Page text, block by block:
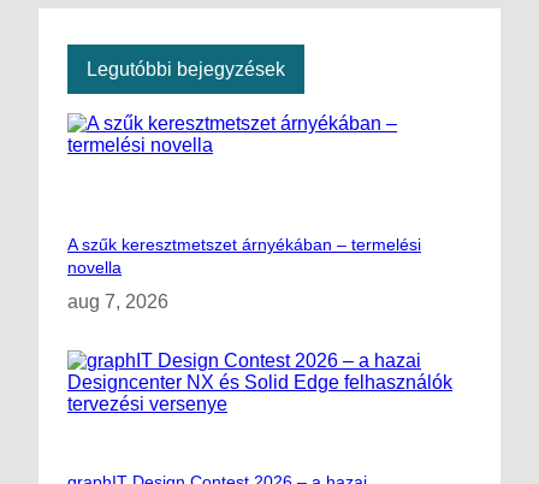
Legutóbbi bejegyzések
A szűk keresztmetszet árnyékában – termelési
novella
aug 7, 2026